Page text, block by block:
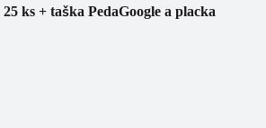
ks + taška PedaGoogle a placka